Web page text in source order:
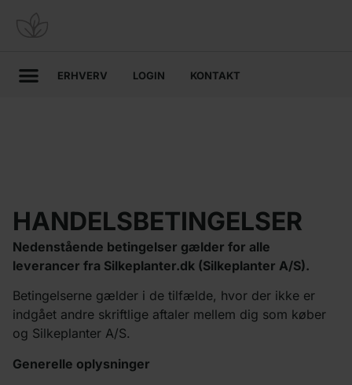
ERHVERV LOGIN KONTAKT
HANDELSBETINGELSER
Nedenstående betingelser gælder for alle
leverancer fra Silkeplanter.dk (Silkeplanter A/S).
Betingelserne gælder i de tilfælde, hvor der ikke er
indgået andre skriftlige aftaler mellem dig som køber
og Silkeplanter A/S.
Generelle oplysninger